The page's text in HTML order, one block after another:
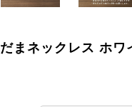
まネックレス ホワ